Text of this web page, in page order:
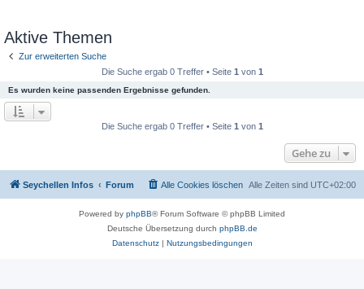
Aktive Themen
Zur erweiterten Suche
Die Suche ergab 0 Treffer • Seite 1 von 1
Es wurden keine passenden Ergebnisse gefunden.
Die Suche ergab 0 Treffer • Seite 1 von 1
Gehe zu
Seychellen Infos Forum Alle Zeiten sind UTC+02:00
Alle Cookies löschen
Powered by phpBB® Forum Software © phpBB Limited
Deutsche Übersetzung durch phpBB.de
Datenschutz| Nutzungsbedingungen